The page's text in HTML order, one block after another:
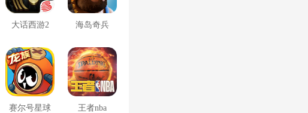
大话西游2 海岛奇兵
赛尔号星球 王者nba